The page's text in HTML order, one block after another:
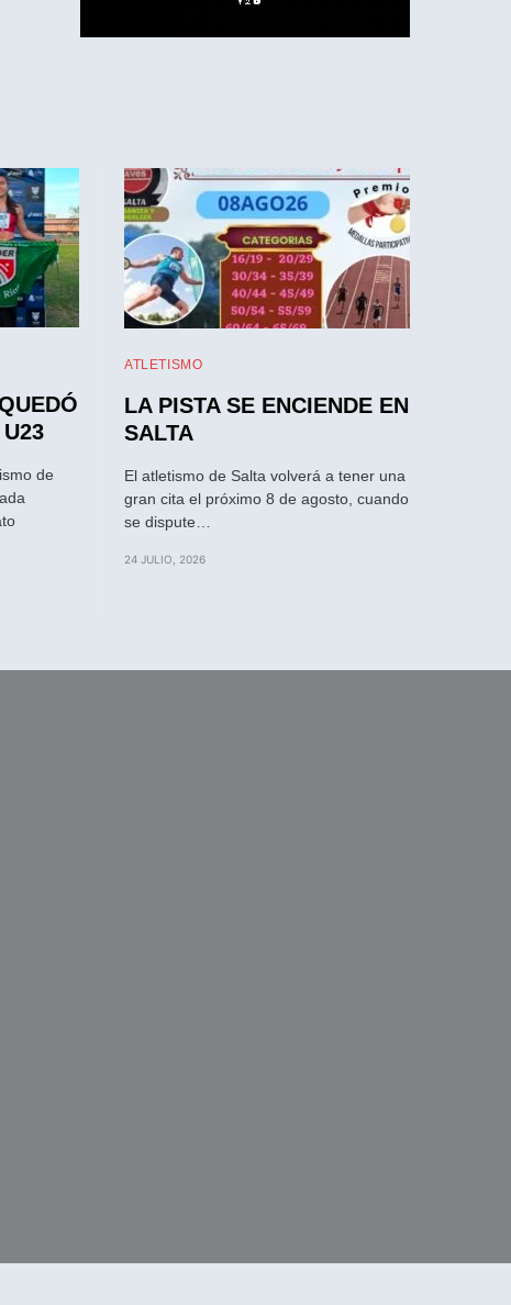
de
ATLETISMO
LA PISTA SE ENCIENDE EN
SALTA
El atletismo de Salta volverá a tener una
gran cita el próximo 8 de agosto, cuando
se dispute…
24 JULIO, 2026